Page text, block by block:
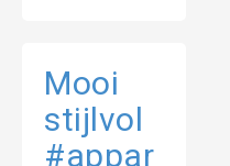
Mooi
stijlvol
#appar